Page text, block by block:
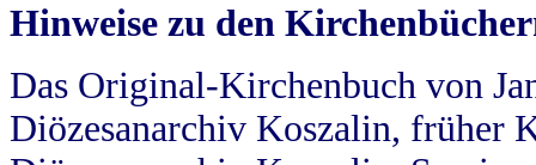
Hinweise zu den
Das Original-Kirchenbuch von
Diözesanarchiv Koszalin, früher